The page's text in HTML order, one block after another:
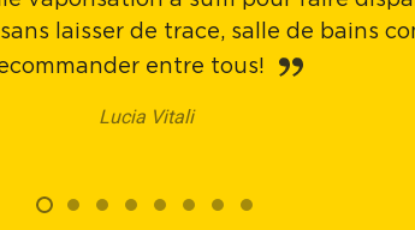
laisser de trace, salle de bains
entre tous!
Lucia Vitali